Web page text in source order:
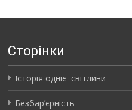
Сторінки
Історія однієї світлини
Безбар’єрність